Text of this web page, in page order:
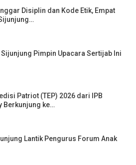
Disiplin dan Kode Etik, Empat
Pimpin Upacara Sertijab Ini
Patriot (TEP) 2026 dari IPB
Berkunjung ke…
Lantik Pengurus Forum Anak